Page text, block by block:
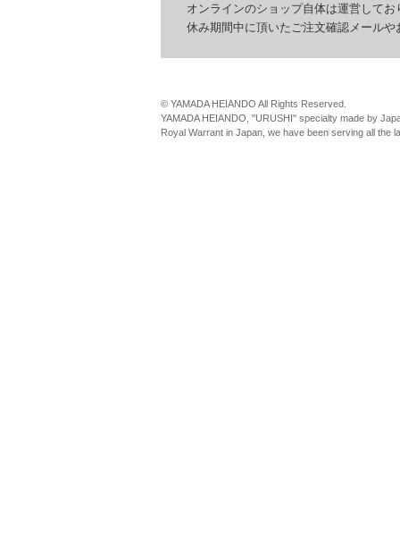
オンラインのショップ自体は運営してお
休み期間中に頂いたご注文確認メールや
© YAMADA HEIANDO All Rights Reserved.
YAMADA HEIANDO, "URUSHI" specialty made by
Royal Warrant in Japan, we have been serving all the